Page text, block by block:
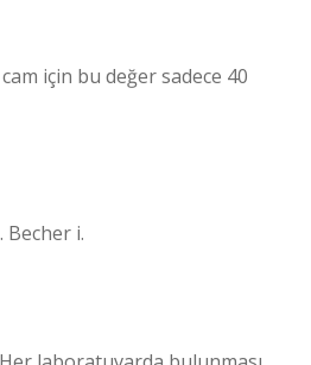
için bu değer sadece 40
Becher i.